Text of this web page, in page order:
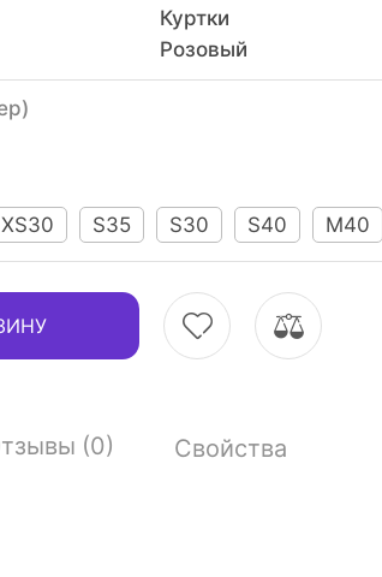
Куртки
Розовый
XS30 S35 S30 S40 M40
(0) Свойства